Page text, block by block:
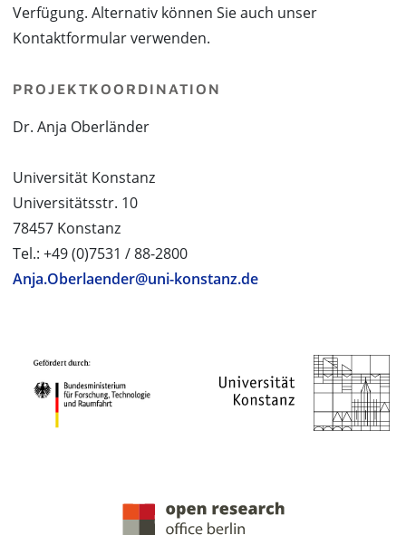
Verfügung. Alternativ können Sie auch unser
Kontaktformular verwenden.
PROJEKTKOORDINATION
Dr. Anja Oberländer
Universität Konstanz
Universitätsstr. 10
78457 Konstanz
Tel.: +49 (0)7531 / 88-2800
Anja.Oberlaender@uni-konstanz.de